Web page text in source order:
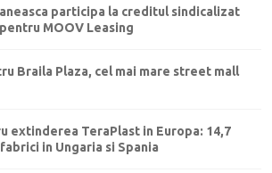
participa la creditul sindicalizat
MOOV Leasing
Braila Plaza, cel mai mare street mall
extinderea TeraPlast in Europa: 14,7
in Ungaria si Spania